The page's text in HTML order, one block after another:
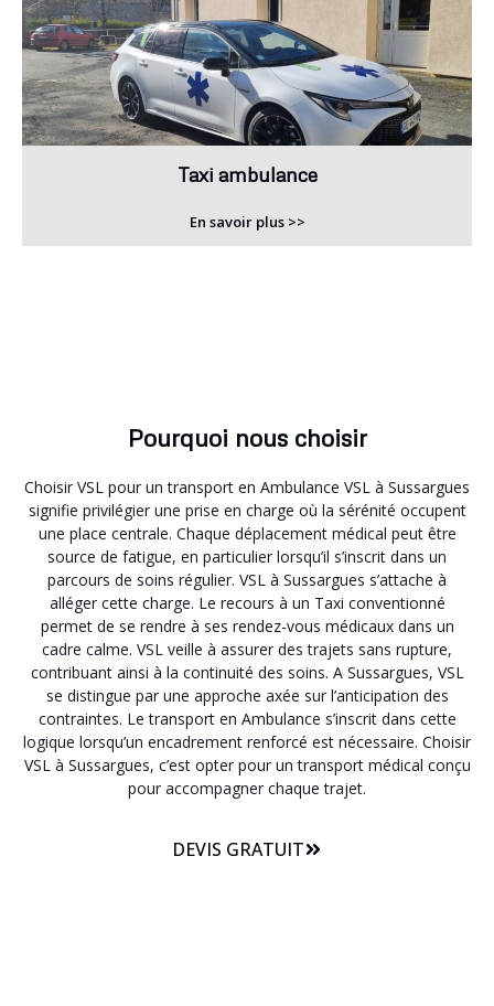
Taxi ambulance
En savoir plus >>
Pourquoi nous choisir
Choisir VSL pour un transport en Ambulance VSL à Sussargues
signifie privilégier une prise en charge où la sérénité occupent
une place centrale. Chaque déplacement médical peut être
source de fatigue, en particulier lorsqu’il s’inscrit dans un
parcours de soins régulier. VSL à Sussargues s’attache à
alléger cette charge. Le recours à un Taxi conventionné
permet de se rendre à ses rendez-vous médicaux dans un
cadre calme. VSL veille à assurer des trajets sans rupture,
contribuant ainsi à la continuité des soins. A Sussargues, VSL
se distingue par une approche axée sur l’anticipation des
contraintes. Le transport en Ambulance s’inscrit dans cette
logique lorsqu’un encadrement renforcé est nécessaire. Choisir
VSL à Sussargues, c’est opter pour un transport médical conçu
pour accompagner chaque trajet.
DEVIS GRATUIT